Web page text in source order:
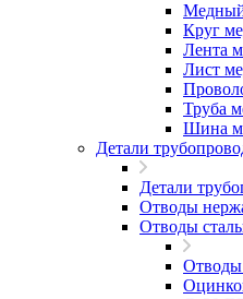
Круг
Лента
Лист
Труба
Шина
Детали
Детали
Отводы
Отводы
Отводы